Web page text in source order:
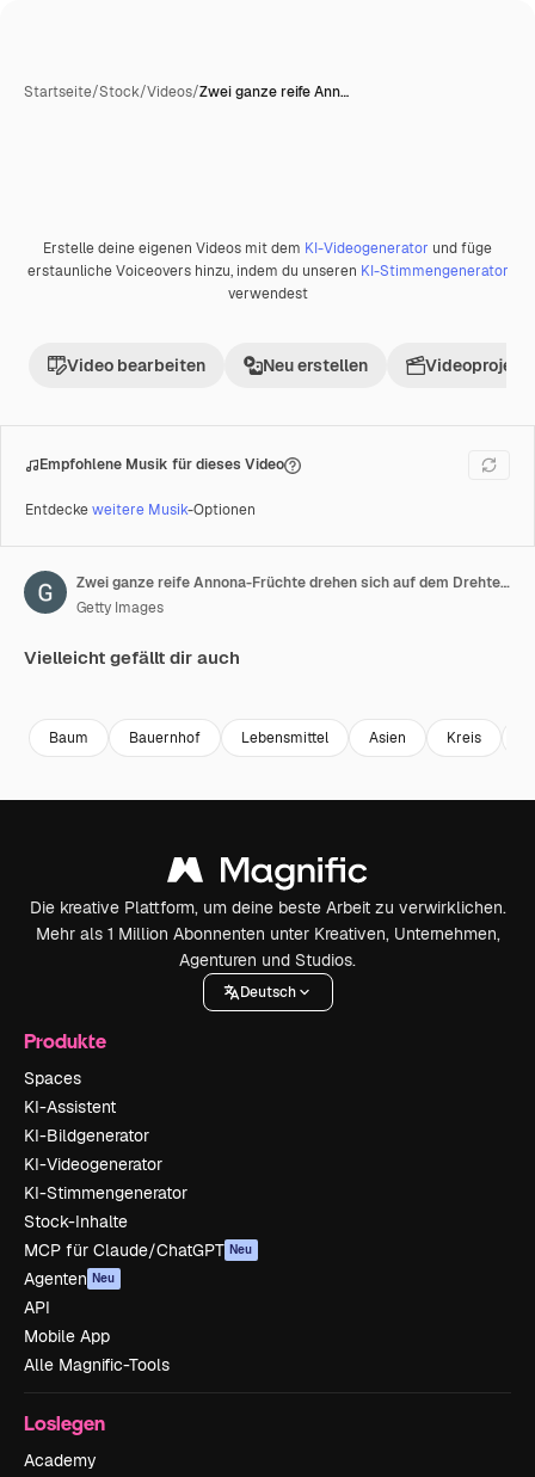
Startseite/Stock/Videos/Zwei ganze reife Ann…
Premium
Erstelle deine eigenen Videos mit dem KI-Videogenerator und füge
erstaunliche Voiceovers hinzu, indem du unseren KI-Stimmengenerator
verwendest
Video bearbeiten Neu erstellen Videoprojekt
Empfohlene Musik für dieses Video
Entdeckeweitere Musik-Optionen
Zwei ganze reife Annona-Früchte drehen sich auf dem Drehteller, isoliert auf weißem Hintergrund. Nahaufnahme. Makro
Getty Images
Vielleicht gefällt dir auch
Baum Bauernhof Lebensmittel Asien Kreis
Die kreative Plattform, um deine beste Arbeit zu verwirklichen.
Mehr als 1 Million Abonnenten unter Kreativen, Unternehmen,
Agenturen und Studios.
Deutsch
Produkte
Spaces
KI-Assistent
KI-Bildgenerator
KI-Videogenerator
KI-Stimmengenerator
Stock-Inhalte
MCP für Claude/ChatGPT Neu
Agenten Neu
API
Mobile App
Alle Magnific-Tools
Loslegen
Academy